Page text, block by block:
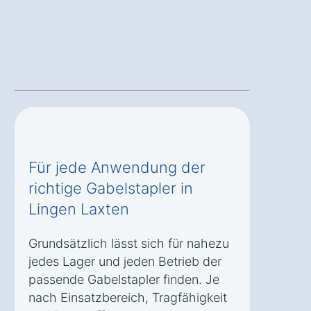
Für jede Anwendung der
richtige Gabelstapler in
Lingen Laxten
Grundsätzlich lässt sich für nahezu
jedes Lager und jeden Betrieb der
passende Gabelstapler finden. Je
nach Einsatzbereich, Tragfähigkeit